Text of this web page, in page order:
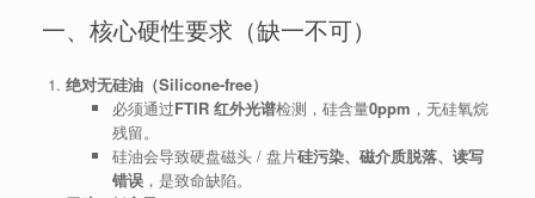
一、核心硬性要求（缺一不可）
绝对无硅油（Silicone-free）
必须通过FTIR 红外光谱检测，硅含量0ppm ，无硅氧烷
残留。
硅油会导致硬盘磁头 / 盘片硅污染、磁介质脱落、读写
错误，是致命缺陷。